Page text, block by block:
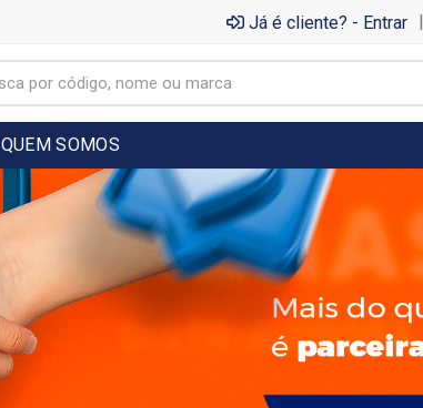
Já é cliente? - Entrar |
QUEM SOMOS